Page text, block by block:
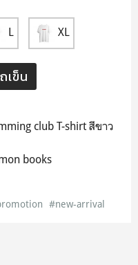
L XL
เข็น
club T-shirt สีขาว
books
#new-arrival